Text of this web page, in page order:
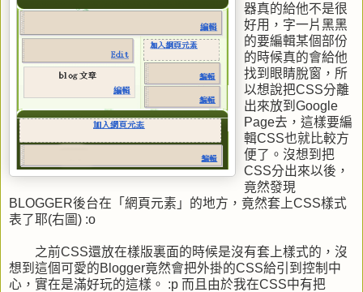
器真的給他不是很
好用，字一片黑黑
的要編輯某個部份
的時候真的會給他
找到眼睛脫窗，所
以想說把CSS分離
出來放到Google
Page去，這樣要編
輯CSS也就比較方
便了。沒想到把
CSS分出來以後，
竟然發現
BLOGGER後台在「網頁元素」的地方，竟然套上CSS樣式
表了耶(右圖) :o
之前CSS還放在樣版裏面的時候是沒有套上樣式的，沒
想到這個可愛的Blogger竟然會把外掛的CSS給引到控制中
心，實在是滿好玩的這樣。 :p 而且由於我在CSS中有把